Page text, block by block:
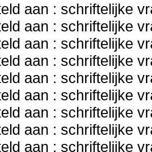
aan : schriftelijke
aan : schriftelijke
aan : schriftelijke
aan : schriftelijke
aan : schriftelijke
aan : schriftelijke
aan : schriftelijke
aan : schriftelijke
aan : schriftelijke